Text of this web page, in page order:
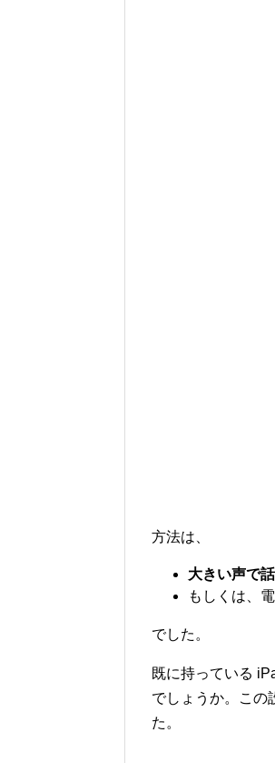
方法は、
大きい声で
もしくは、
でした。
既に持っている
でしょうか。この
た。